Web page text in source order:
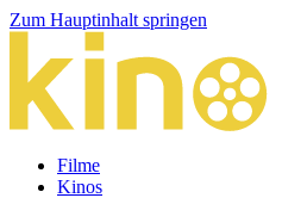
Zum Hauptinhalt springen
Filme
Kinos